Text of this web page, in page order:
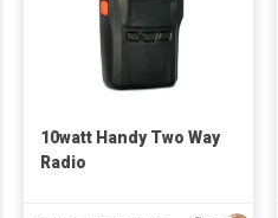
10watt Handy Two Way
Radio